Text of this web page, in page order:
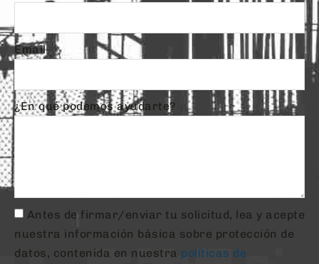
Email
¿En qué podemos ayudarte?
Antes de firmar/enviar tu solicitud, lea y acepte
nuestra información básica sobre protección de
datos, contenida en nuestra políticas de